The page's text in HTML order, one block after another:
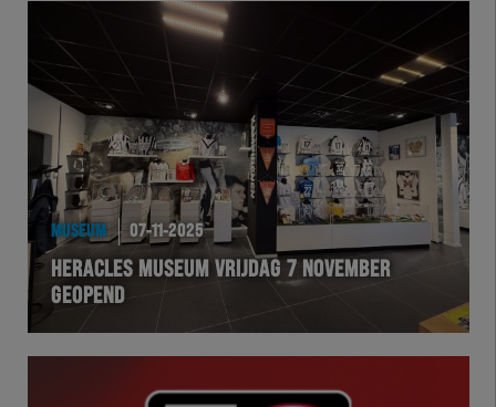
Natuurgras
Wedstrijd
Heracles
BusinessClub
Foundation
MUSEUM 07-11-2025
HERACLES MUSEUM VRIJDAG 7 NOVEMBER
GEOPEND